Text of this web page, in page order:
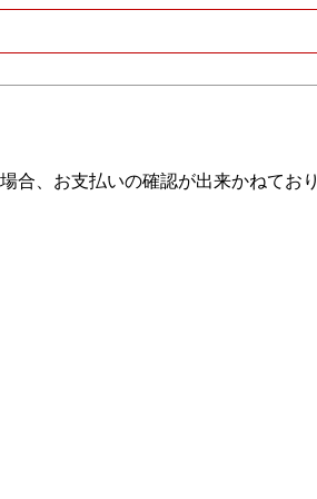
合、お支払いの確認が出来かねてお